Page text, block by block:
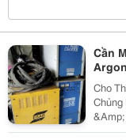
Cần
Cho
Chủng
&Amp; Cắt
- Thiết Bị Mới